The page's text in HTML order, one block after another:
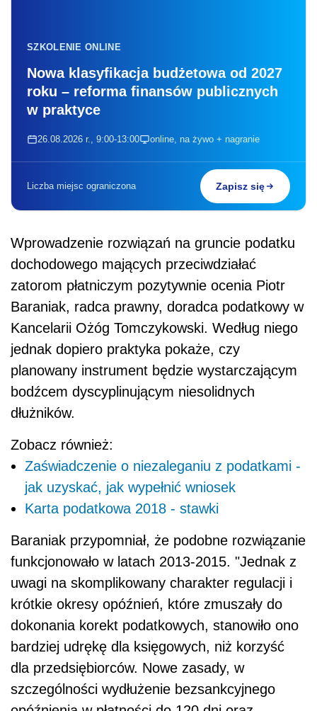
SZKOLENIE ONLINE
Nowa klasyfikacja budżetowa od 2027
roku – reforma finansów publicznych
w praktyce
26.08.2026 r., 9:00-13:00 online, na żywo + nagranie
Liczba miejsc ograniczona Zapisz się
Wprowadzenie rozwiązań na gruncie podatku
dochodowego mających przeciwdziałać
zatorom płatniczym pozytywnie ocenia Piotr
Baraniak, radca prawny, doradca podatkowy w
Kancelarii Ożóg Tomczykowski. Według niego
jednak dopiero praktyka pokaże, czy
planowany instrument będzie wystarczającym
bodźcem dyscyplinującym niesolidnych
dłużników.
Zobacz również:
Zaświadczenie o niezaleganiu z podatkami -
jak uzyskać, jak wypełnić wniosek
Karta podatkowa 2018 - stawki
Baraniak przypomniał, że podobne rozwiązanie
funkcjonowało w latach 2013-2015. "Jednak z
uwagi na skomplikowany charakter regulacji i
krótkie okresy opóźnień, które zmuszały do
dokonania korekt podatkowych, stanowiło ono
bardziej udrękę dla księgowych, niż korzyść
dla przedsiębiorców. Nowe zasady, w
szczególności wydłużenie bezsankcyjnego